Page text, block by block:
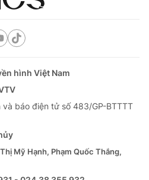
hình Việt Nam
báo điện tử số 483/GP-BTTTT
Mỹ Hạnh, Phạm Quốc Thắng,